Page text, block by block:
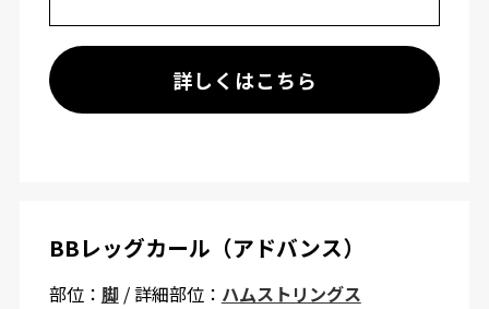
詳しくはこちら
BBレッグカール（アドバンス）
部位： 脚/ 詳細部位： ハムストリングス